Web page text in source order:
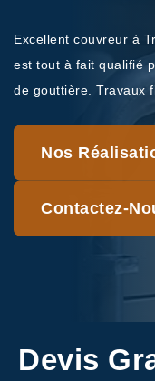
Excellent couvreur à
est tout à fait qualifié
de gouttière. Travaux
Nos
Contactez-
Devis